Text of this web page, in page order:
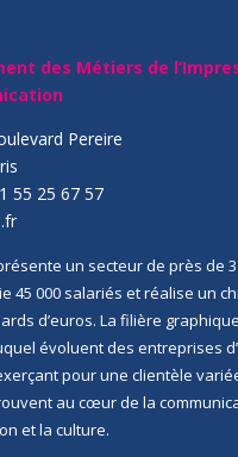
des Métiers de
Pereire
55 25 67 57
un secteur de près de
45 000 salariés et réalise un
d’euros. La filière
évoluent des entreprises
pour une clientèle
au cœur de la
et la culture.